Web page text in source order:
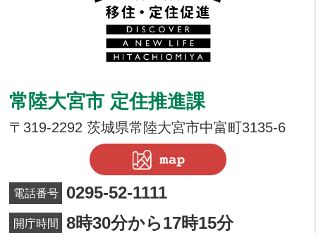
常陸大宮市 定住推進課
〒319-2292 茨城県常陸大宮市中富町3135-6
電話番号 0295-52-1111
開庁時間 8時30分から17時15分